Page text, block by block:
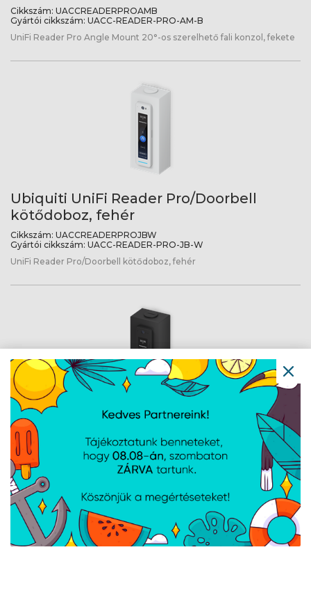
Cikkszám: UACCREADERPROAMB
Gyártói cikkszám: UACC-READER-PRO-AM-B
UniFi Reader Pro Angle Mount 20°-os szerelhető fali konzol, fekete
Ubiquiti UniFi Reader Pro/Doorbell
kötődoboz, fehér
Cikkszám: UACCREADERPROJBW
Gyártói cikkszám: UACC-READER-PRO-JB-W
UniFi Reader Pro/Doorbell kötődoboz, fehér
Ubiquiti UniFi Reader Pro/Doorbell
kötődoboz, fekete
Cikkszám:
UACCREADERPROJBB
Gyártói cikkszám:
UACC-READER-PRO-JB-B
UniFi Reader Pro/Doorbell kötődoboz, fekete
ELŐZŐ 2 /